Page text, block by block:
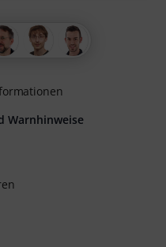
Warnhinweise